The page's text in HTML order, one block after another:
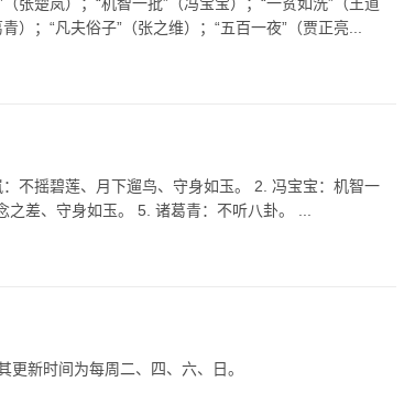
）；“凡夫俗子”（张之维）；“五百一夜”（贾正亮...
不摇碧莲、月下遛鸟、守身如玉。 2. 冯宝宝：机智一
差、守身如玉。 5. 诸葛青：不听八卦。 ...
新时间为每周二、四、六、日。